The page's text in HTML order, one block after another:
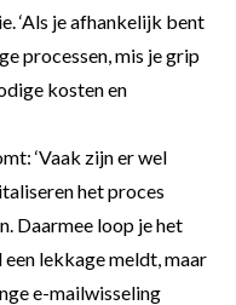
‘Als je afhankelijk bent
processen, mis je grip
kosten en
‘Vaak zijn er wel
het proces
Daarmee loop je het
lekkage meldt, maar
e-mailwisseling